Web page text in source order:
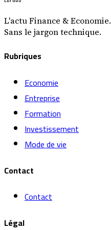
L'actu Finance & Economie.
Sans le jargon technique.
Rubriques
Economie
Entreprise
Formation
Investissement
Mode de vie
Contact
Contact
Légal